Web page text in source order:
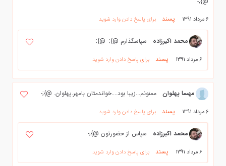
6 مرداد 1391 پسند برای پاسخ دادن وارد شوید
محمد اکبرزاده سپاسگذارم @};- @};-
6 مرداد 1391 پسند برای پاسخ دادن وارد شوید
مهسا پهلوان ممنونم...زیبا بود....خواندمتان بامهر.پهلوان. @};-
6 مرداد 1391 پسند برای پاسخ دادن وارد شوید
محمد اکبرزاده سپاس از حضورتون @};-
6 مرداد 1391 پسند برای پاسخ دادن وارد شوید